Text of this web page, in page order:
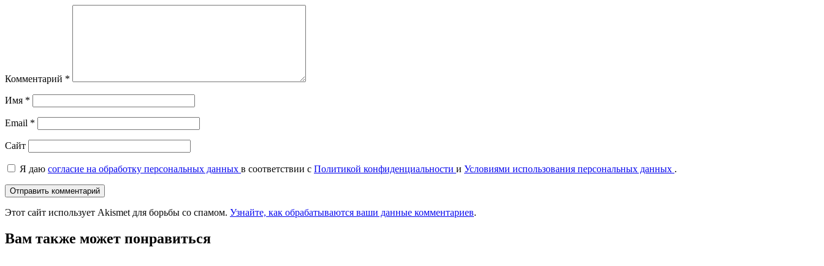
Комментарий *
Имя *
Email *
Сайт
Я даю согласие на обработку персональных данных в соответствии с Политикой конфиденциальности и Условиями использования персональных данных .
Этот сайт использует Akismet для борьбы со спамом. Узнайте, как обрабатываются ваши данные комментариев.
Вам также может понравиться